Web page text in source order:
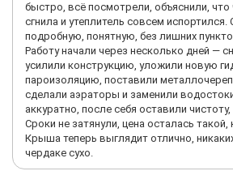
быстро, всё посмотрели, объяснили, что
сгнила и утеплитель совсем испортился.
подробную, понятную, без лишних
Работу начали через несколько дней —
усилили конструкцию, уложили новую
пароизоляцию, поставили
сделали аэраторы и заменили
аккуратно, после себя оставили
Сроки не затянули, цена осталась такой,
Крыша теперь выглядит отлично,
чердаке сухо.